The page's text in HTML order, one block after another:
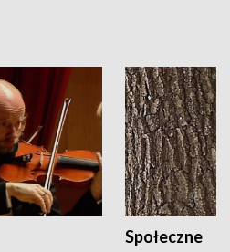
Społeczne